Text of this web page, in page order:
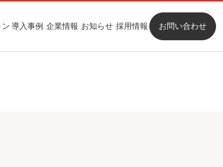
ン 導入事例 企業情報 お知らせ 採用情報 お問い合わせ